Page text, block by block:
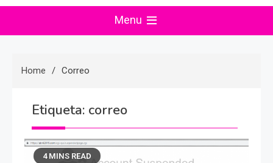
Menu
Home Correo
Etiqueta: correo
4 MINS READ